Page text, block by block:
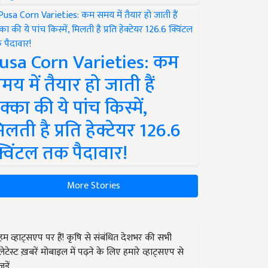
Corn Varieties: कम
में तैयार हो जाती हैं
की ये पांच किस्में,
है प्रति हेक्टेयर 126.6
तक पैदावार!
More Stories
व्हाट्सएप पर हैं! कृषि से संबंधित देशभर की सभी
ख़बरें मोबाइल में पढ़ने के लिए हमारे व्हाट्सएप से